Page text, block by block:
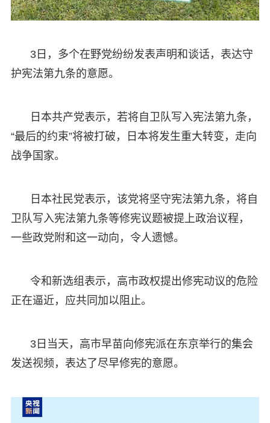
3日，多个在野党纷纷发表声明和谈话，表达守
护宪法第九条的意愿。
日本共产党表示，若将自卫队写入宪法第九条，
“最后的约束”将被打破，日本将发生重大转变，走向
战争国家。
日本社民党表示，该党将坚守宪法第九条，将自
卫队写入宪法第九条等修宪议题被提上政治议程，
一些政党附和这一动向，令人遗憾。
令和新选组表示，高市政权提出修宪动议的危险
正在逼近，应共同加以阻止。
3日当天，高市早苗向修宪派在东京举行的集会
发送视频，表达了尽早修宪的意愿。